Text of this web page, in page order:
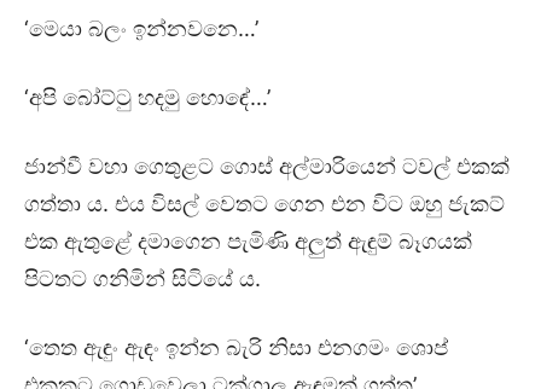
‘මෙයා බලං ඉන්නවනෙ…’
‘අපි බෝට්ටු හදමු හොඳේ…’
ජාන්වී වහා ගෙතුළට ගොස් අල්මාරියෙන් ටවල් එකක්
ගත්තා ය. එය විසල් වෙතට ගෙන එන විට ඔහු ජැකට්
එක ඇතුළේ දමාගෙන පැමිණි අලුත් ඇඳුම් බෑගයක්
පිටතට ගනිමින් සිටියේ ය.
‘තෙත ඇඳුං ඇඳං ඉන්න බැරි නිසා එනගමං ශොප්